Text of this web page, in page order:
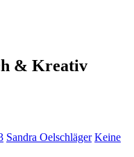
& Kreativ
Sandra Oelschläger Keine